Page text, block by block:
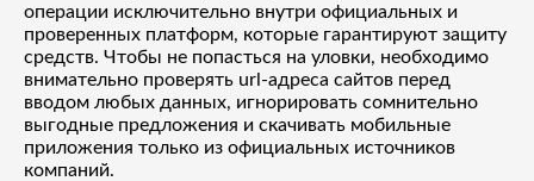
операции исключительно внутри официальных и
проверенных платформ, которые гарантируют защиту
средств. Чтобы не попасться на уловки, необходимо
внимательно проверять url-адреса сайтов перед
вводом любых данных, игнорировать сомнительно
выгодные предложения и скачивать мобильные
приложения только из официальных источников
компаний.